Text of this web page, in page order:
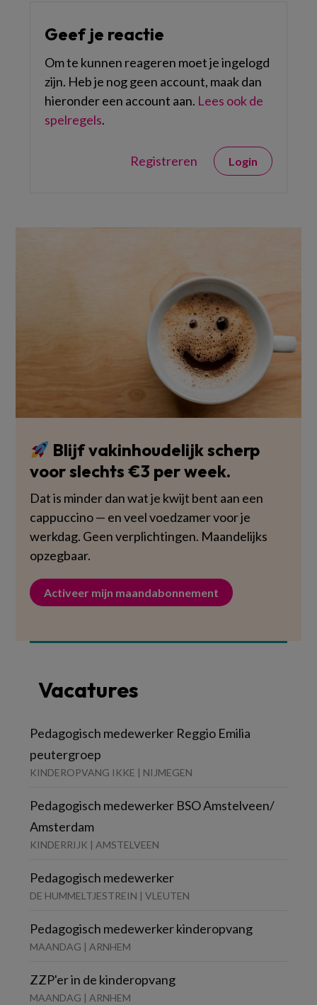
Geef je reactie
Om te kunnen reageren moet je ingelogd
zijn. Heb je nog geen account, maak dan
hieronder een account aan. Lees ook de
spelregels.
Registreren Login
Blijf vakinhoudelijk scherp
voor slechts €3 per week.
Dat is minder dan wat je kwijt bent aan een
cappuccino — en veel voedzamer voor je
werkdag. Geen verplichtingen. Maandelijks
opzegbaar.
Activeer mijn maandabonnement
Vacatures
Pedagogisch medewerker Reggio Emilia
peutergroep
KINDEROPVANG IKKE | NIJMEGEN
Pedagogisch medewerker BSO Amstelveen/
Amsterdam
KINDERRIJK | AMSTELVEEN
Pedagogisch medewerker
DE HUMMELTJESTREIN | VLEUTEN
Pedagogisch medewerker kinderopvang
MAANDAG | ARNHEM
ZZP'er in de kinderopvang
MAANDAG | ARNHEM